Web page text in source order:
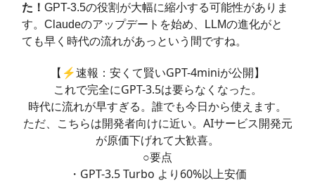
た！ GPT-3.5の役割が大幅に縮小する可能性がありま
す。Claudeのアップデートを始め、LLMの進化がと
ても早く時代の流れがあっという間ですね。
【⚡️速報：安くて賢いGPT-4miniが公開】
これで完全にGPT-3.5は要らなくなった。
時代に流れが早すぎる。誰でも今日から使えます。
ただ、こちらは開発者向けに近い。AIサービス開発元
が原価下げれて大歓喜。
○要点
・GPT-3.5 Turbo より60%以上安価